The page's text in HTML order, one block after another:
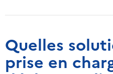
Quelles
prise en